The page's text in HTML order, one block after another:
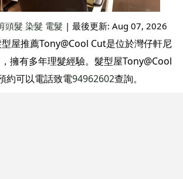
頭髮 染髮 電髮 | 最後更新: Aug 07, 2026
屋推薦Tony@Cool Cut是位於灣仔軒尼
擁有多年理髮經驗。髮型屋Tony@Cool
約可以電話致電94962602查詢。